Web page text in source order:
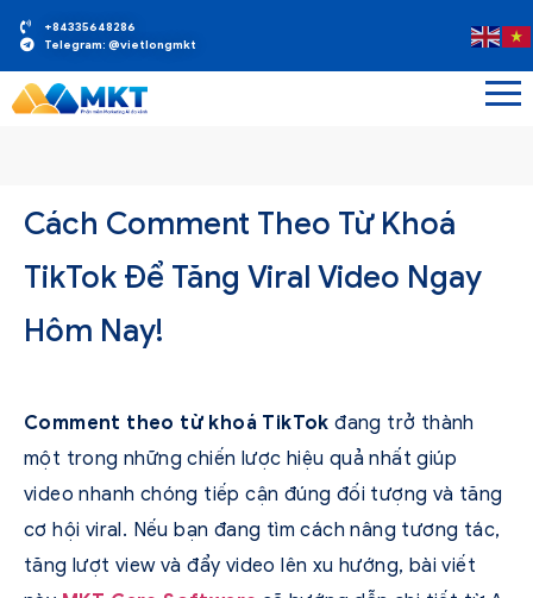
+84335648286
Telegram: @vietlongmkt
Cách Comment Theo Từ Khoá
TikTok Để Tăng Viral Video Ngay
Hôm Nay!
Comment theo từ khoá TikTok đang trở thành
một trong những chiến lược hiệu quả nhất giúp
video nhanh chóng tiếp cận đúng đối tượng và tăng
cơ hội viral. Nếu bạn đang tìm cách nâng tương tác,
tăng lượt view và đẩy video lên xu hướng, bài viết